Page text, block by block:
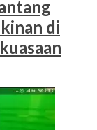
di